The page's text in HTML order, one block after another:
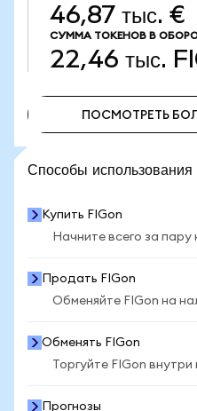
46,87 тыс. €
СУММА ТОКЕНОВ В
22,46 тыс.
ПОСМОТРЕТЬ
Способы
Купить FIGon
Начните всего за
Продать FIGon
Обменяйте FIGon на
Обменять FIGon
Торгуйте FIGon
Прогнозы